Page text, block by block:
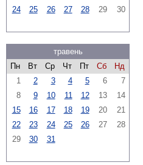
24
25 26 27 28 29 30
травень
Пн
Вт Ср Чт Пт Сб
Нд
1
2 3 4 5 6
7
8
9 10 11 12 13
14
15
16 17 18 19 20
21
22
23 24 25 26 27
28
29
30 31